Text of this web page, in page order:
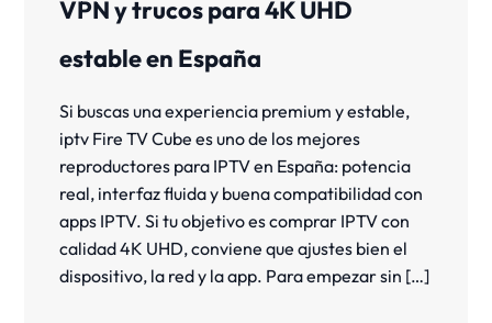
VPN y trucos para 4K UHD
estable en España
Si buscas una experiencia premium y estable,
iptv Fire TV Cube es uno de los mejores
reproductores para IPTV en España: potencia
real, interfaz fluida y buena compatibilidad con
apps IPTV. Si tu objetivo es comprar IPTV con
calidad 4K UHD, conviene que ajustes bien el
dispositivo, la red y la app. Para empezar sin […]